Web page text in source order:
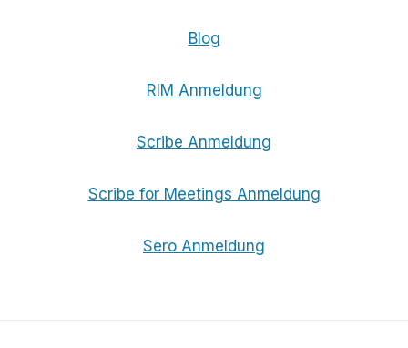
Blog
RIM Anmeldung
Scribe Anmeldung
Scribe for Meetings Anmeldung
Sero Anmeldung